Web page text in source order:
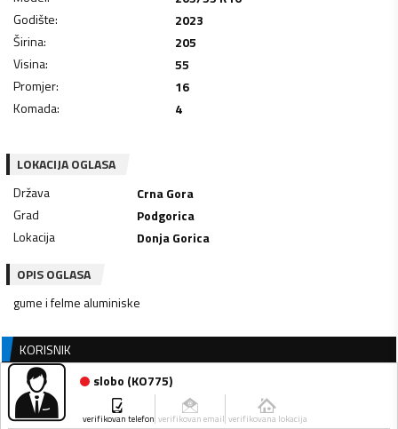
Godište:
2023
Širina:
205
Visina:
55
Promjer:
16
Komada: 4
LOKACIJA OGLASA
Država
Crna Gora
Grad
Podgorica
Lokacija
Donja Gorica
OPIS OGLASA
gume i felme aluminiske
KORISNIK
slobo (KO775)
verifikovan telefon verifikovan email verifikovana lokacija